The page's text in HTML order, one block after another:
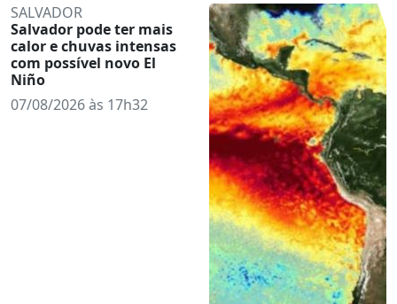
SALVADOR
Salvador pode ter mais
calor e chuvas intensas
com possível novo El
Niño
07/08/2026 às 17h32